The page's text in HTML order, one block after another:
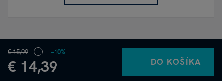
€ 15,99
€ 14,39
−10%
DO KOŠÍKA